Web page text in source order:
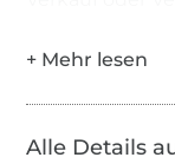
Alle Details